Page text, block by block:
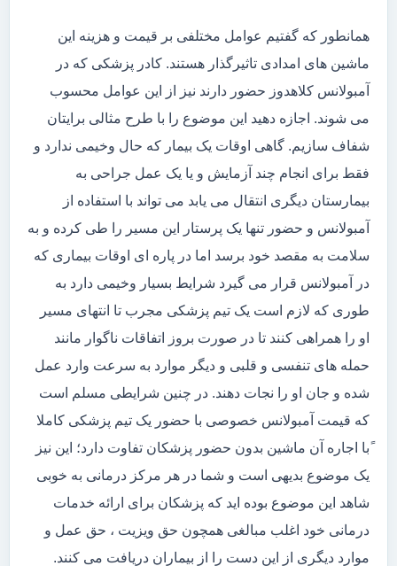
همانطور که گفتیم عوامل مختلفی بر قیمت و هزینه این
ماشین های امدادی تاثیرگذار هستند. کادر پزشکی که در
آمبولانس کلاهدوز حضور دارند نیز از این عوامل محسوب
می شوند. اجازه دهید این موضوع را با طرح مثالی برایتان
شفاف سازیم. گاهی اوقات یک بیمار که حال وخیمی ندارد و
فقط برای انجام چند آزمایش و یا یک عمل جراحی به
بیمارستان دیگری انتقال می یابد می تواند با استفاده از
آمبولانس و حضور تنها یک پرستار این مسیر را طی کرده و به
سلامت به مقصد خود برسد اما در پاره ای اوقات بیماری که
در آمبولانس قرار می گیرد شرایط بسیار وخیمی دارد به
طوری که لازم است یک تیم پزشکی مجرب تا انتهای مسیر
او را همراهی کنند تا در صورت بروز اتفاقات ناگوار مانند
حمله های تنفسی و قلبی و دیگر موارد به سرعت وارد عمل
شده و جان او را نجات دهند. در چنین شرایطی مسلم است
که قیمت آمبولانس خصوصی با حضور یک تیم پزشکی کاملا
ًبا اجاره آن ماشین بدون حضور پزشکان تفاوت دارد؛ این نیز
یک موضوع بدیهی است و شما در هر مرکز درمانی به خوبی
شاهد این موضوع بوده اید که پزشکان برای ارائه خدمات
درمانی خود اغلب مبالغی همچون حق ویزیت ، حق عمل و
موارد دیگری از این دست را از بیماران دریافت می کنند.